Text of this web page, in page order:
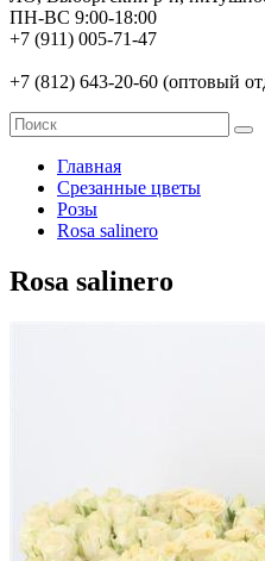
ПН-ВС 9:00-18:00
+7 (911) 005-71-47
+7 (812) 643-20-60 (оптовый
Главная
Срезанные цветы
Розы
Rosa salinero
Rosa salinero